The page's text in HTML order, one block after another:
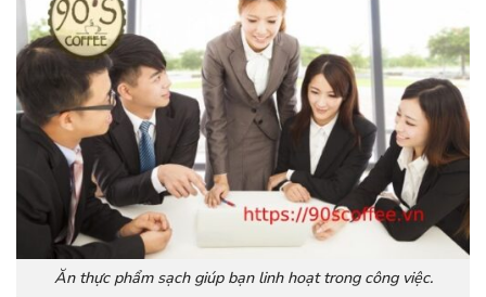
Ăn thực phẩm sạch giúp bạn linh hoạt trong công việc.